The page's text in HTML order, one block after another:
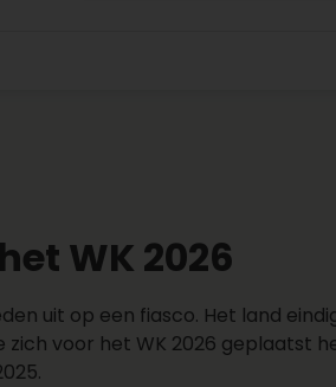
WK 2026
uit op een fiasco. Het land
voor het WK 2026 geplaatst